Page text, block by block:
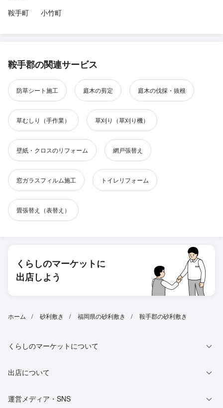
鞍手町
小竹町
鞍手郡の関連サービス
防草シート施工 庭木の剪定 庭木の伐採・抜根
草むしり（手作業） 草刈り（草刈り機）
壁紙・クロスのリフォーム 網戸張替え
窓ガラスフィルム施工 トイレリフォーム
畳張替え（表替え）
くらしのマーケットに
出店しよう
ホーム 砂利敷き 福岡県の砂利敷き 鞍手郡の砂利敷き
くらしのマーケットについて
出店について
運営メディア・SNS